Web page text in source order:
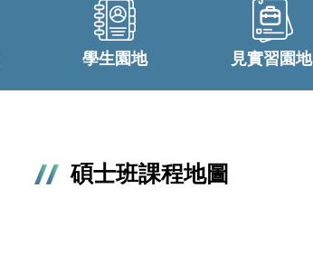
學生園地 見實習園地
碩士班課程地圖